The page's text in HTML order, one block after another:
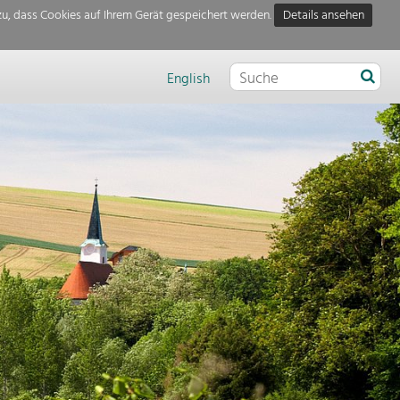
dass Cookies auf Ihrem Gerät gespeichert werden.
Details ansehen
English